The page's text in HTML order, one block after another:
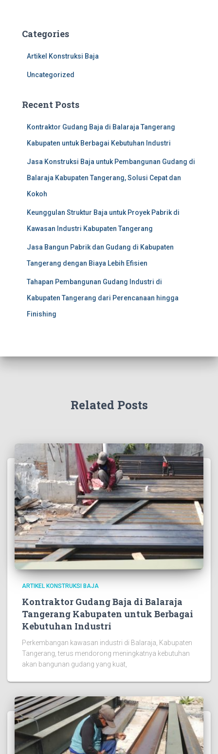
h
Categories
Artikel Konstruksi Baja
Uncategorized
Recent Posts
Kontraktor Gudang Baja di Balaraja Tangerang
Kabupaten untuk Berbagai Kebutuhan Industri
Jasa Konstruksi Baja untuk Pembangunan Gudang di
Balaraja Kabupaten Tangerang, Solusi Cepat dan
Kokoh
Keunggulan Struktur Baja untuk Proyek Pabrik di
Kawasan Industri Kabupaten Tangerang
Jasa Bangun Pabrik dan Gudang di Kabupaten
Tangerang dengan Biaya Lebih Efisien
Tahapan Pembangunan Gudang Industri di
Kabupaten Tangerang dari Perencanaan hingga
Finishing
Related Posts
ARTIKEL KONSTRUKSI BAJA
Kontraktor Gudang Baja di Balaraja
Tangerang Kabupaten untuk Berbagai
Kebutuhan Industri
Perkembangan kawasan industri di Balaraja, Kabupaten
Tangerang, terus mendorong meningkatnya kebutuhan
akan bangunan gudang yang kuat,